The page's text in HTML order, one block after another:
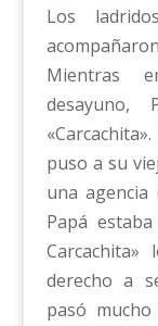
Los
Mientras
desayuno,
puso a su
una agencia
Papá
Carcachita»
derecho a
pasó